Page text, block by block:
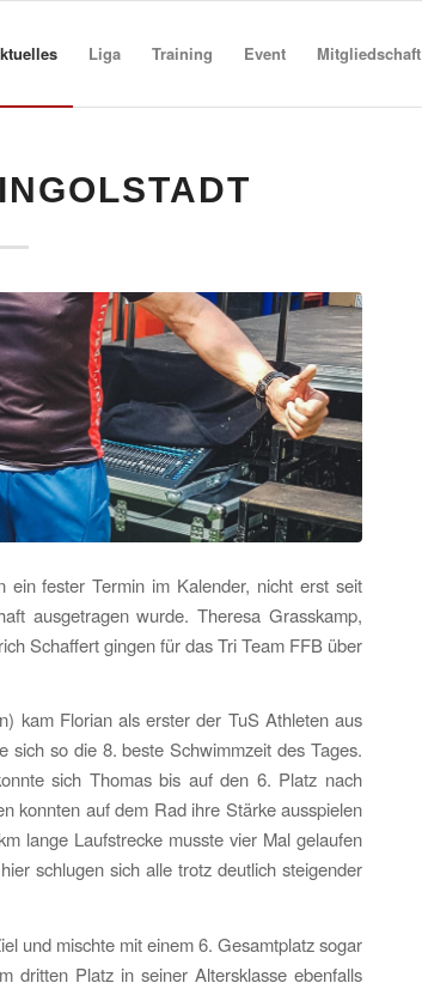
Liga Training Event Mitgliedschaft
ein fester Termin im Kalender, nicht erst seit
ausgetragen wurde. Theresa Grasskamp,
Schaffert gingen für das Tri Team FFB über
kam Florian als erster der TuS Athleten aus
so die 8. beste Schwimmzeit des Tages.
sich Thomas bis auf den 6. Platz nach
konnten auf dem Rad ihre Stärke ausspielen
lange Laufstrecke musste vier Mal gelaufen
schlugen sich alle trotz deutlich steigender
und mischte mit einem 6. Gesamtplatz sogar
dritten Platz in seiner Altersklasse ebenfalls